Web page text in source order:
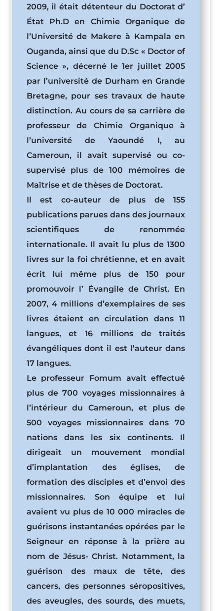
2009, il était détenteur du Doctorat d’
État Ph.D en Chimie Organique de
l’Université de Makere à Kampala en
Ouganda, ainsi que du D.Sc « Doctor of
Science », décerné le 1er juillet 2005
par l’université de Durham en Grande
Bretagne, pour ses travaux de haute
distinction. Au cours de sa carrière de
professeur de Chimie Organique à
l’université de Yaoundé I, au
Cameroun, il avait supervisé ou co-
supervisé plus de 100 mémoires de
Maîtrise et de thèses de Doctorat.
Il est co-auteur de plus de 155
publications parues dans des journaux
scientifiques de renommée
internationale. Il avait lu plus de 1300
livres sur la foi chrétienne, et en avait
écrit lui même plus de 150 pour
promouvoir l’ Évangile de Christ. En
2007, 4 millions d’exemplaires de ses
livres étaient en circulation dans 11
langues, et 16 millions de traités
évangéliques dont il est l’auteur dans
17 langues.
Le professeur Fomum avait effectué
plus de 700 voyages missionnaires à
l’intérieur du Cameroun, et plus de
500 voyages missionnaires dans 70
nations dans les six continents. Il
dirigeait un mouvement mondial
d’implantation des églises, de
formation des disciples et d’envoi des
missionnaires. Son équipe et lui
avaient vu plus de 10 000 miracles de
guérisons instantanées opérées par le
Seigneur en réponse à la prière au
nom de Jésus- Christ. Notamment, la
guérison des maux de tête, des
cancers, des personnes séropositives,
des aveugles, des sourds, des muets,